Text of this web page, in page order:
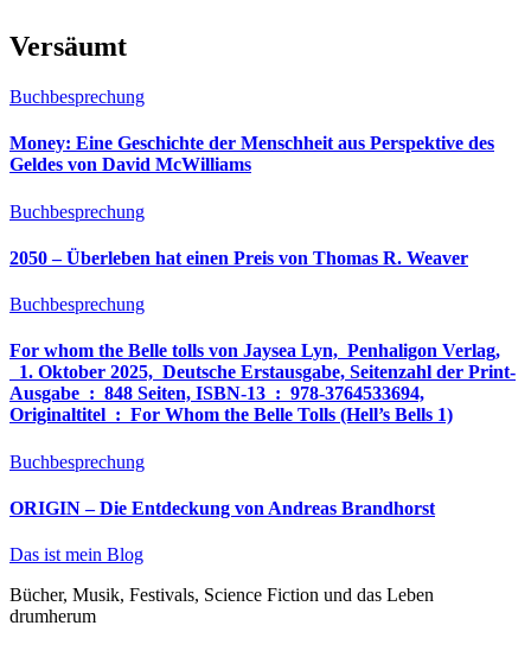
Versäumt
Buchbesprechung
Money: Eine Geschichte der Menschheit aus Perspektive des
Geldes von David McWilliams
Buchbesprechung
2050 – Überleben hat einen Preis von Thomas R. Weaver
Buchbesprechung
For whom the Belle tolls von Jaysea Lyn, ‎ Penhaligon Verlag,
‎ 1. Oktober 2025, ‎ Deutsche Erstausgabe, Seitenzahl der Print-
Ausgabe ‏ : ‎ 848 Seiten, ISBN-13 ‏ : ‎ 978-3764533694,
Originaltitel ‏ : ‎ For Whom the Belle Tolls (Hell’s Bells 1)
Buchbesprechung
ORIGIN – Die Entdeckung von Andreas Brandhorst
Das ist mein Blog
Bücher, Musik, Festivals, Science Fiction und das Leben
drumherum